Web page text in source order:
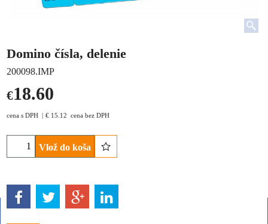
Domino čísla, delenie
200098.IMP
€18.60
cena s DPH € 15.12 cena bez DPH
Vlož do koša